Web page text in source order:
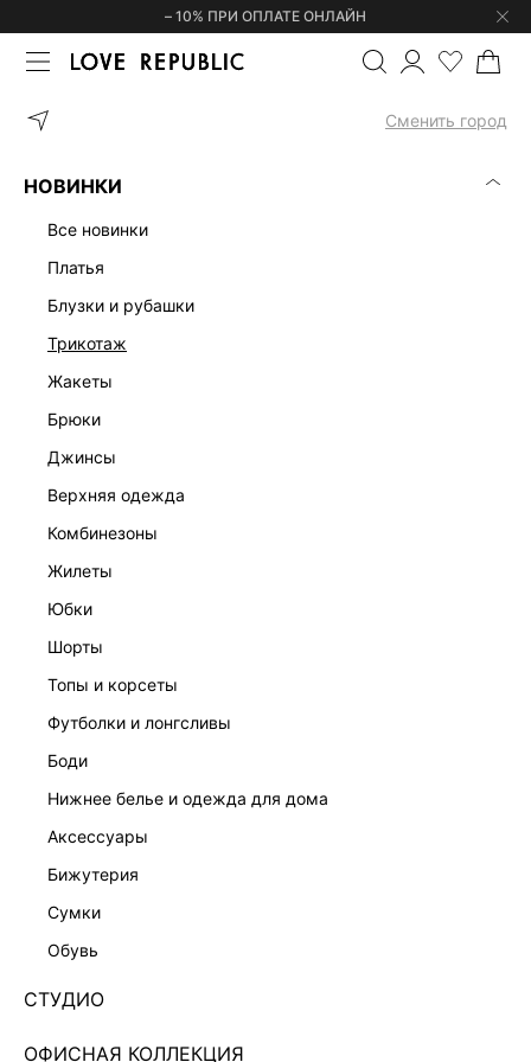
– 10% ПРИ ОПЛАТЕ ОНЛАЙН
Сменить город
НОВИНКИ
все новинки
платья
блузки и рубашки
трикотаж
жакеты
брюки
джинсы
верхняя одежда
комбинезоны
жилеты
юбки
шорты
топы и корсеты
футболки и лонгсливы
боди
нижнее белье и одежда для дома
аксессуары
бижутерия
сумки
обувь
СТУДИО
ОФИСНАЯ КОЛЛЕКЦИЯ
ГЛАВНАЯ ДЖЕМПЕРЫ И СВИТЕРЫ
Нет в наличии
ЦВЕТ:СЕРЫЙ